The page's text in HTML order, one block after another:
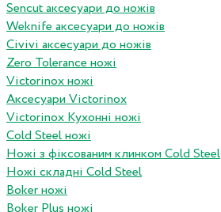
Sencut аксесуари до ножів
Weknife аксесуари до ножів
Civivi аксесуари до ножів
Zero Tolerance ножі
Victorinox ножі
Аксесуари Victorinox
Victorinox Кухонні ножі
Cold Steel ножі
Ножі з фіксованим клинком Cold Steel
Ножі складні Cold Steel
Boker ножі